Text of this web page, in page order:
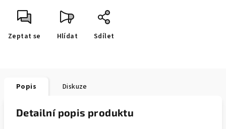
Zeptat se Hlídat Sdílet
Popis Diskuze
Detailní popis produktu